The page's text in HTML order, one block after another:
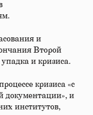
и
Второй
и кризиса.
кризиса «с
документации», и
институтов,